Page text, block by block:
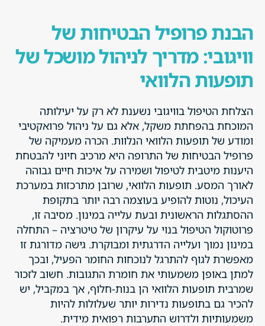
הבנת פרופיל הבטיחות של
וויגובי: מדריך לניהול מושכל של
תופעות הלוואי
הצלחת הטיפול בוויגובי נשענת לא רק על יעילותה
המוכחת בהפחתת משקל, אלא גם על ניהול פרואקטיבי
ומודע של תופעות הלוואי הנלוות. הכרה מעמיקה של
פרופיל הבטיחות של התרופה היא מרכיב חיוני להבטחת
היענות מיטבית לטיפול ושמירה על איכות חיים גבוהה
לאורך המסע. תופעות הלוואי, שרובן מתרכזות במערכת
העיכול, נוטות להופיע בעוצמה רבה יותר בתקופת
ההסתגלות הראשונית ובעת עלייה במינון. מסיבה זו,
פרוטוקול הטיפול בנוי על עיקרון של טיטרציה – התחלה
במינון נמוך ועלייה הדרגתית ומבוקרת. גישה מדורגת זו
מאפשרת לגוף להתרגל לנוכחות החומר הפעיל, ובכך
למתן באופן משמעותי את חומרת התגובות. חשוב לזכור
שמרבית תופעות הלוואי הן בנות-חלוף, אך במקביל, יש
להכיר גם בתופעות נדירות יותר שעלולות להיות
משמעותיות ולדרוש התערבות רפואית מידית.